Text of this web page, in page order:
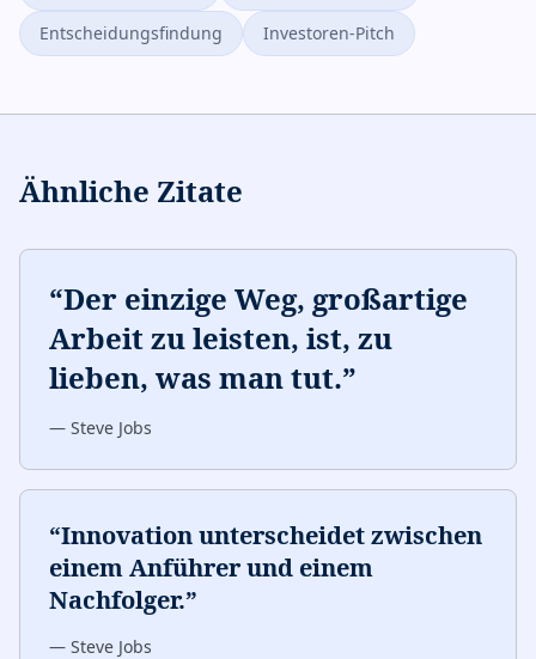
Entscheidungsfindung
Investoren-Pitch
Ähnliche Zitate
“Der einzige Weg, großartige
Arbeit zu leisten, ist, zu
lieben, was man tut.”
— Steve Jobs
“Innovation unterscheidet zwischen
einem Anführer und einem
Nachfolger.”
— Steve Jobs